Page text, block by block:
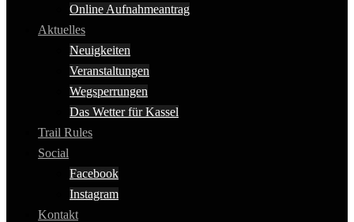
Online Aufnahmeantrag
Aktuelles
Neuigkeiten
Veranstaltungen
Wegsperrungen
Das Wetter für Kassel
Trail Rules
Social
Facebook
Instagram
Kontakt